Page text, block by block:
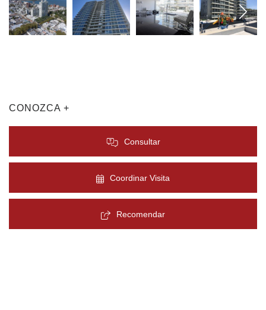
CONOZCA +
Consultar
Coordinar Visita
Recomendar